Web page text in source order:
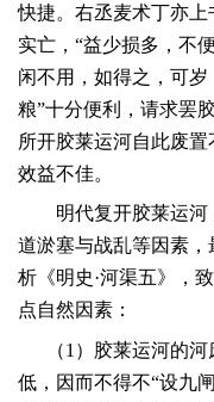
快捷。右丞麦术丁亦
实亡，“益少损多，不
闲不用，如得之，可
粮”十分便利，请求罢
所开胶莱运河自此废置
效益不佳。
明代复开胶莱运
道淤塞与战乱等因素
析《明史·河渠五》，
点自然因素：
（1 ）胶莱运河的
低，因而不得不“设九